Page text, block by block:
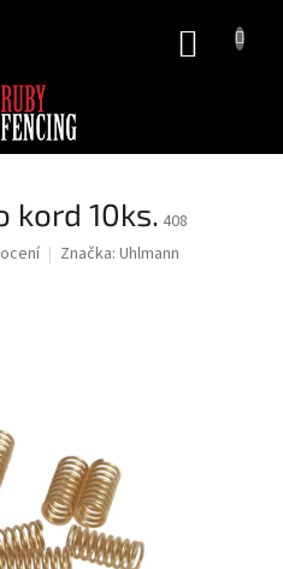
kord 10ks. 408
Značka: Uhlmann